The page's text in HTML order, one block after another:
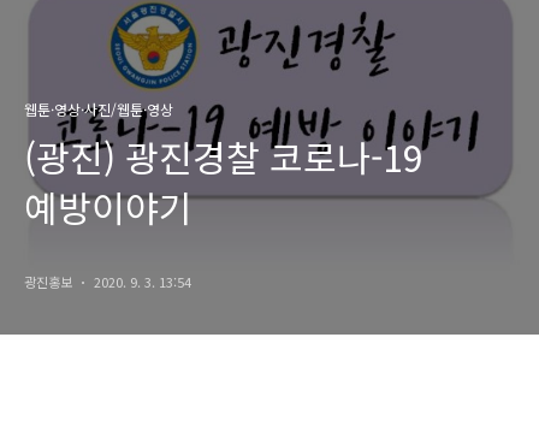
웹툰·영상·사진/웹툰·영상
(광진) 광진경찰 코로나-19
예방이야기
광진홍보 2020. 9. 3. 13:54